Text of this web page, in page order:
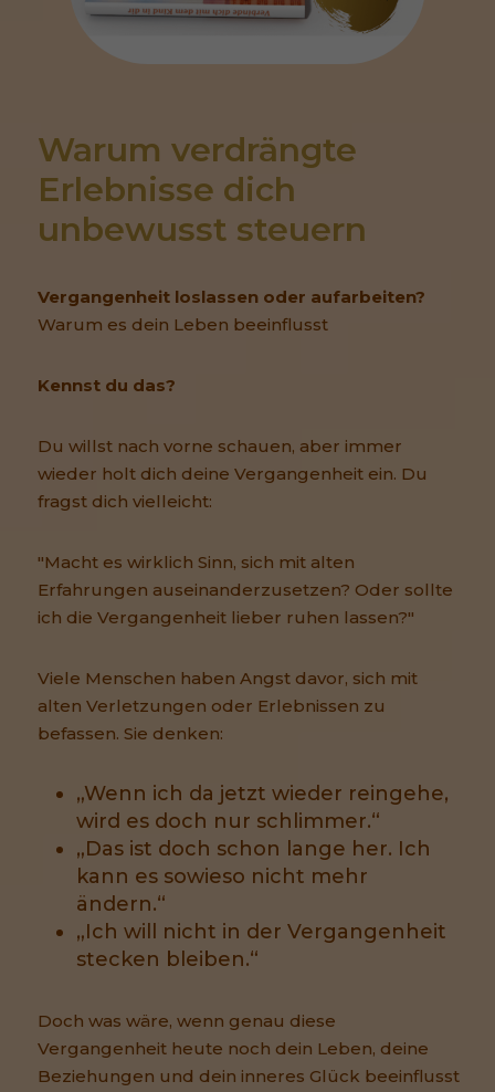
Warum verdrängte
Erlebnisse dich
unbewusst steuern
Vergangenheit loslassen oder aufarbeiten?
Warum es dein Leben beeinflusst
Kennst du das?
Du willst nach vorne schauen, aber immer
wieder holt dich deine Vergangenheit ein. Du
fragst dich vielleicht:
"Macht es wirklich Sinn, sich mit alten
Erfahrungen auseinanderzusetzen? Oder sollte
ich die Vergangenheit lieber ruhen lassen?"
Viele Menschen haben Angst davor, sich mit
alten Verletzungen oder Erlebnissen zu
befassen. Sie denken:
„Wenn ich da jetzt wieder reingehe,
wird es doch nur schlimmer.“
„Das ist doch schon lange her. Ich
kann es sowieso nicht mehr
ändern.“
„Ich will nicht in der Vergangenheit
stecken bleiben.“
Doch was wäre, wenn genau diese
Vergangenheit heute noch dein Leben, deine
Beziehungen und dein inneres Glück beeinflusst